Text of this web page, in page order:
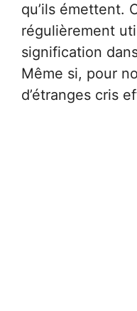
qu’ils émettent.
régulièrement
signification
Même si, pour
d’étranges cris